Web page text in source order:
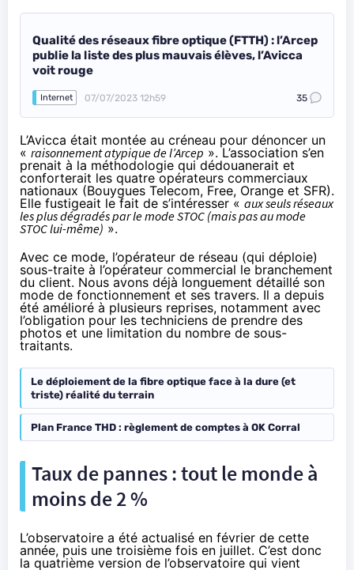
Qualité des réseaux fibre optique (FTTH) : l’Arcep
publie la liste des plus mauvais élèves, l’Avicca
voit rouge
Internet 07/07/2023 12h59 35
L’Avicca était montée au créneau pour dénoncer un
« raisonnement atypique de l’Arcep ». L’association s’en
prenait à la méthodologie qui dédouanerait et
conforterait les quatre opérateurs commerciaux
nationaux (Bouygues Telecom, Free, Orange et SFR).
Elle fustigeait le fait de s’intéresser « aux seuls réseaux
les plus dégradés par le mode STOC (mais pas au mode
STOC lui-même) ».
Avec ce mode, l’opérateur de réseau (qui déploie)
sous-traite à l’opérateur commercial le branchement
du client. Nous avons déjà longuement détaillé son
mode de fonctionnement et ses travers. Il a depuis
été amélioré à plusieurs reprises, notamment avec
l’obligation pour les techniciens de prendre des
photos et une limitation du nombre de sous-
traitants.
Le déploiement de la fibre optique face à la dure (et
triste) réalité du terrain
Plan France THD : règlement de comptes à OK Corral
Taux de pannes : tout le monde à
moins de 2 %
L’observatoire a été actualisé en février de cette
année, puis une troisième fois en juillet. C’est donc
la quatrième version de l’observatoire qui vient